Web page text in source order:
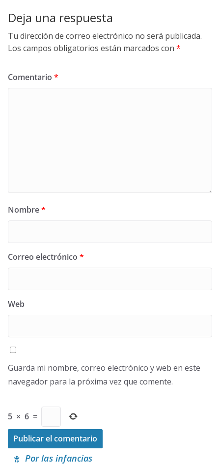
Deja una respuesta
Tu dirección de correo electrónico no será publicada.
Los campos obligatorios están marcados con *
Comentario *
Nombre*
Correo electrónico *
Web
Guarda mi nombre, correo electrónico y web en este
navegador para la próxima vez que comente.
5 × 6 =
Por las infancias